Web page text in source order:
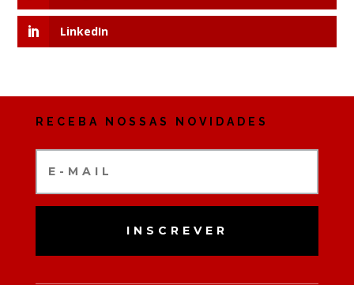
LinkedIn
RECEBA NOSSAS NOVIDADES
INSCREVER